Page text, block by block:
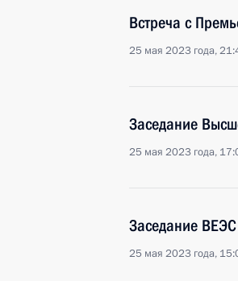
Встреча с
25 мая 2023 года,
Заседание
25 мая 2023 года,
Заседание ВЕЭС
25 мая 2023 года,